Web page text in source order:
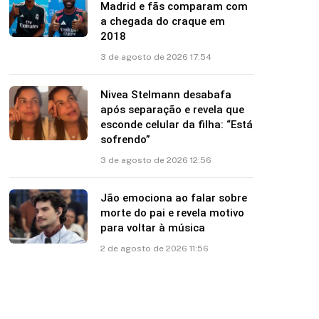
Vini Jr. se apresenta no Real
Madrid e fãs comparam com
a chegada do craque em
2018
Nivea Stelmann desabafa
após separação e revela que
esconde celular da filha: “Está
sofrendo”
Jão emociona ao falar sobre
morte do pai e revela motivo
para voltar à música